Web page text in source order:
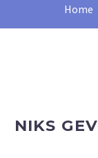
Home
NIKS